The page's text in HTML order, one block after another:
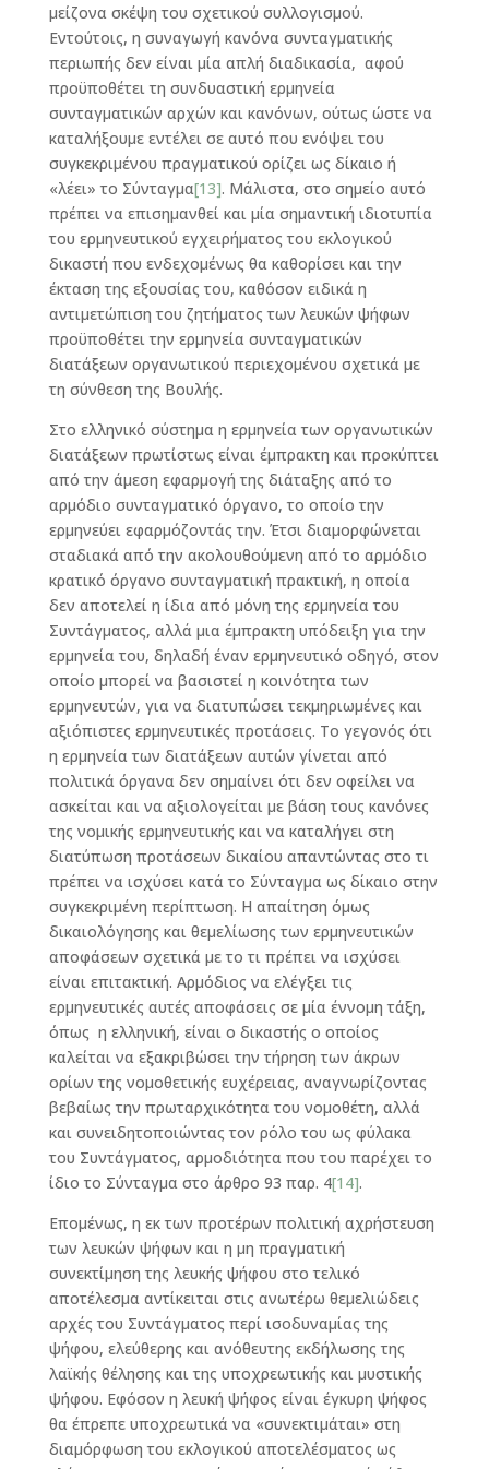
μείζονα σκέψη του σχετικού συλλογισμού.
Εντούτοις, η συναγωγή κανόνα συνταγματικής
περιωπής δεν είναι μία απλή διαδικασία, αφού
προϋποθέτει τη συνδυαστική ερμηνεία
συνταγματικών αρχών και κανόνων, ούτως ώστε να
καταλήξουμε εντέλει σε αυτό που ενόψει του
συγκεκριμένου πραγματικού ορίζει ως δίκαιο ή
«λέει» το Σύνταγμα[13]. Μάλιστα, στο σημείο αυτό
πρέπει να επισημανθεί και μία σημαντική ιδιοτυπία
του ερμηνευτικού εγχειρήματος του εκλογικού
δικαστή που ενδεχομένως θα καθορίσει και την
έκταση της εξουσίας του, καθόσον ειδικά η
αντιμετώπιση του ζητήματος των λευκών ψήφων
προϋποθέτει την ερμηνεία συνταγματικών
διατάξεων οργανωτικού περιεχομένου σχετικά με
τη σύνθεση της Βουλής.
Στο ελληνικό σύστημα η ερμηνεία των οργανωτικών
διατάξεων πρωτίστως είναι έμπρακτη και προκύπτει
από την άμεση εφαρμογή της διάταξης από το
αρμόδιο συνταγματικό όργανο, το οποίο την
ερμηνεύει εφαρμόζοντάς την. Έτσι δια­μορφώνεται
σταδιακά από την ακολουθούμενη από το αρμό­διο
κρατικό όργανο συνταγματική πρακτική, η οποία
δεν αποτελεί η ίδια από μόνη της ερμηνεία του
Συντάγματος, αλλά μια έμπρακτη υπόδειξη για την
ερμηνεία του, δηλαδή έναν ερμηνευτικό οδηγό, στον
οποίο μπορεί να βασιστεί η κοινότητα των
ερμηνευτών, για να διατυπώσει τεκμηριωμένες και
αξιόπιστες ερμηνευτικές προτάσεις. Το γεγονός ότι
η ερμηνεία των διατάξεων αυτών γίνεται από
πολιτικά όργανα δεν σημαίνει ότι δεν οφείλει να
ασκείται και να αξιολογείται με βάση τους κανόνες
της νομικής ερμηνευτικής και να καταλήγει στη
διατύπωση προτάσεων δικαίου απαντώντας στο τι
πρέπει να ισχύσει κατά το Σύνταγμα ως δίκαιο στην
συγκεκριμένη περίπτωση. Η απαίτηση όμως
δικαιολόγησης και θεμελίωσης των ερμηνευτικών
αποφάσεων σχετικά με το τι πρέπει να ισχύσει
είναι επιτακτική. Αρμόδιος να ελέγξει τις
ερμηνευτικές αυτές αποφάσεις σε μία έννομη τάξη,
όπως η ελληνική, είναι ο δικαστής ο οποίος
καλείται να εξακριβώσει την τήρηση των άκρων
ορίων της νομοθετικής ευχέρειας, αναγνωρίζοντας
βεβαίως την πρωταρχικότητα του νομοθέτη, αλλά
και συνειδητοποιώντας τον ρόλο του ως φύλακα
του Συντάγματος, αρμοδιότητα που του παρέχει το
ίδιο το Σύνταγμα στο άρθρο 93 παρ. 4[14].
Επομένως, η εκ των προτέρων πολιτική αχρήστευση
των λευκών ψήφων και η μη πραγματική
συνεκτίμηση της λευκής ψήφου στο τελικό
αποτέλεσμα αντίκειται στις ανωτέρω θεμελιώδεις
αρχές του Συντάγματος περί ισοδυναμίας της
ψήφου, ελεύθερης και ανόθευτης εκδήλωσης της
λαϊκής θέλησης και της υποχρεωτικής και μυστικής
ψήφου. Εφόσον η λευκή ψήφος είναι έγκυρη ψήφος
θα έπρεπε υποχρεωτικά να «συνεκτιμάται» στη
διαμόρφωση του εκλογικού αποτελέσματος ως